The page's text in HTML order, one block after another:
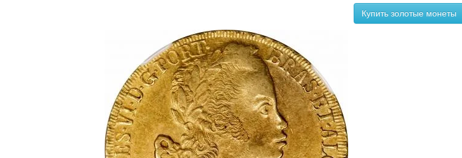
Купить золотые монеты